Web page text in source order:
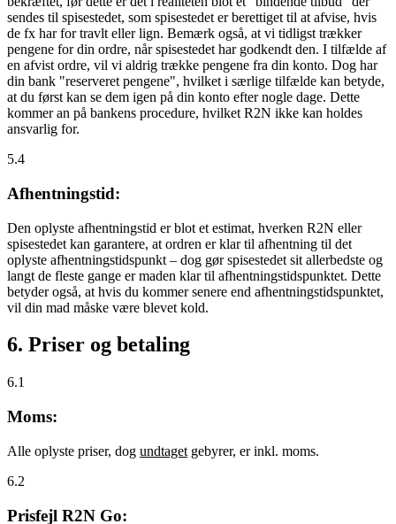
sendes til spisestedet, som spisestedet er berettiget til at afvise, hvis
de fx har for travlt eller lign. Bemærk også, at vi tidligst trækker
pengene for din ordre, når spisestedet har godkendt den. I tilfælde af
en afvist ordre, vil vi aldrig trække pengene fra din konto. Dog har
din bank "reserveret pengene", hvilket i særlige tilfælde kan betyde,
at du først kan se dem igen på din konto efter nogle dage. Dette
kommer an på bankens procedure, hvilket R2N ikke kan holdes
ansvarlig for.
5.4
Afhentningstid:
Den oplyste afhentningstid er blot et estimat, hverken R2N eller
spisestedet kan garantere, at ordren er klar til afhentning til det
oplyste afhentningstidspunkt – dog gør spisestedet sit allerbedste og
langt de fleste gange er maden klar til afhentningstidspunktet. Dette
betyder også, at hvis du kommer senere end afhentningstidspunktet,
vil din mad måske være blevet kold.
6. Priser og betaling
6.1
Moms:
Alle oplyste priser, dog undtaget gebyrer, er inkl. moms.
6.2
Prisfejl R2N Go: